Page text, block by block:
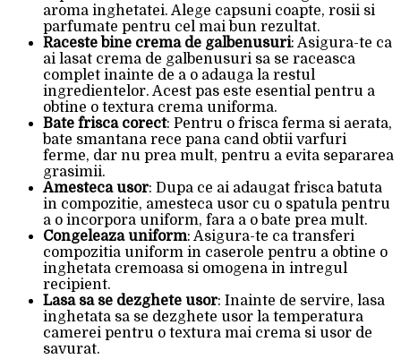
aroma inghetatei. Alege capsuni coapte, rosii si
parfumate pentru cel mai bun rezultat.
Raceste bine crema de galbenusuri: Asigura-te ca
ai lasat crema de galbenusuri sa se raceasca
complet inainte de a o adauga la restul
ingredientelor. Acest pas este esential pentru a
obtine o textura crema uniforma.
Bate frisca corect: Pentru o frisca ferma si aerata,
bate smantana rece pana cand obtii varfuri
ferme, dar nu prea mult, pentru a evita separarea
grasimii.
Amesteca usor: Dupa ce ai adaugat frisca batuta
in compozitie, amesteca usor cu o spatula pentru
a o incorpora uniform, fara a o bate prea mult.
Congeleaza uniform: Asigura-te ca transferi
compozitia uniform in caserole pentru a obtine o
inghetata cremoasa si omogena in intregul
recipient.
Lasa sa se dezghete usor: Inainte de servire, lasa
inghetata sa se dezghete usor la temperatura
camerei pentru o textura mai crema si usor de
savurat.